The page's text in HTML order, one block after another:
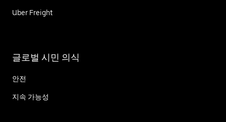
Uber Freight
글로벌 시민 의식
안전
지속 가능성